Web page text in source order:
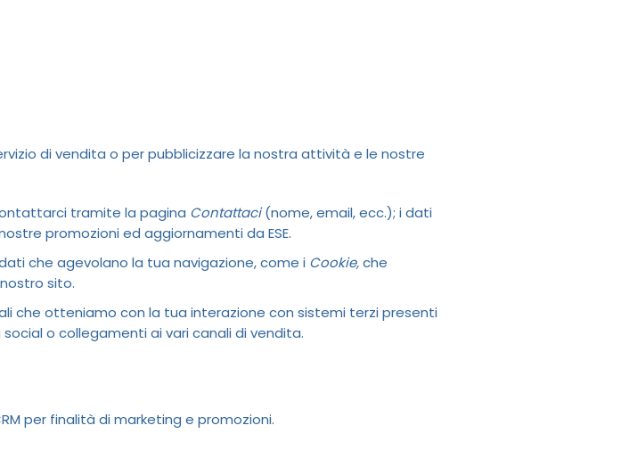
di vendita o per pubblicizzare la nostra attività e le nostre
tramite la pagina Contattaci(nome, email, ecc.); i dati
promozioni ed aggiornamenti da ESE.
che agevolano la tua navigazione, come i Cookie,che
sito.
che otteniamo con la tua interazione con sistemi terzi presenti
o collegamenti ai vari canali di vendita.
per finalità di marketing e promozioni.